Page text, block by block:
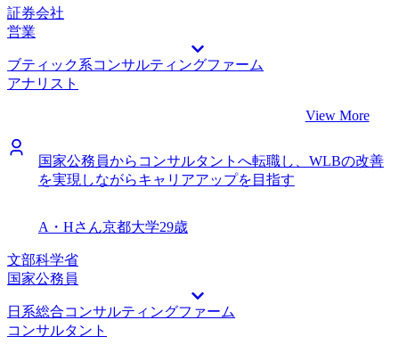
を活かして、グローバル案件にも取り組みたいです。
証券会社
営業
ブティック系コンサルティングファーム
アナリスト
View More
国家公務員からコンサルタントへ転職し、WLBの改善
を実現しながらキャリアアップを目指す
A・Hさん京都大学29歳
文部科学省
国家公務員
日系総合コンサルティングファーム
コンサルタント